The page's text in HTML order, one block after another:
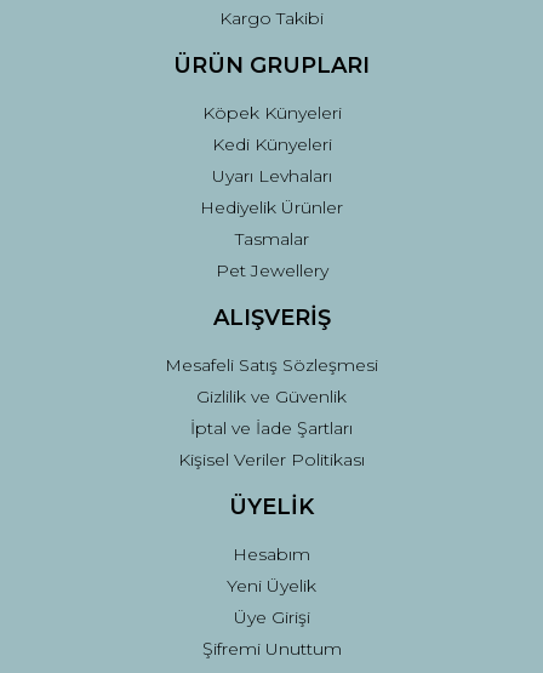
Kargo Takibi
ÜRÜN GRUPLARI
Köpek Künyeleri
Kedi Künyeleri
Uyarı Levhaları
Hediyelik Ürünler
Tasmalar
Pet Jewellery
ALIŞVERİŞ
Mesafeli Satış Sözleşmesi
Gizlilik ve Güvenlik
İptal ve İade Şartları
Kişisel Veriler Politikası
ÜYELİK
Hesabım
Yeni Üyelik
Üye Girişi
Şifremi Unuttum